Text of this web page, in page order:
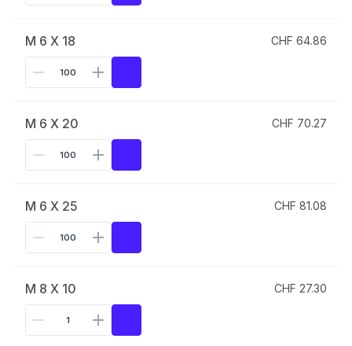
M 6 X 18 CHF 64.86
M 6 X 20 CHF 70.27
M 6 X 25 CHF 81.08
M 8 X 10 CHF 27.30